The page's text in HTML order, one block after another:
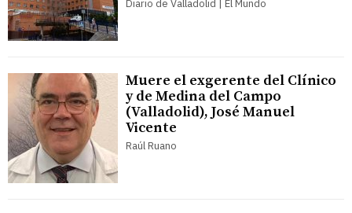
Diario de Valladolid | El Mundo
Muere el exgerente del Clínico
y de Medina del Campo
(Valladolid), José Manuel
Vicente
Raúl Ruano